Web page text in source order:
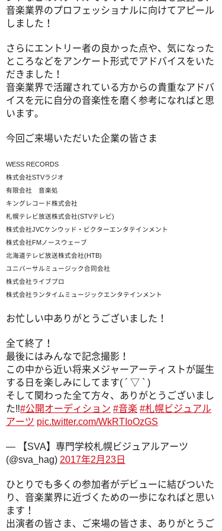
音楽業界のプロフェッショナルに向けてアピール
しました！
さらにエントリー者の良かった点や、気になった
ところなどをアンケート形式でアドバイスをいた
だきました！
音楽業界で活躍されている方からの貴重なアドバ
イスを元に自分の音楽性を磨く参考になればと思
います。
今回ご来場いただいた企業の皆さま
WESS RECORDS
株式会社STVラジオ
有限会社 音楽処
キングレコード株式会社
札幌テレビ放送株式会社(STVテレビ)
株式会社JVCケンウッド・ビクターエンタテインメント
株式会社FMノースウェーブ
北海道テレビ放送株式会社(HTB)
ユニバーサルミュージック合同会社
株式会社ライブプロ
株式会社ランタイムミュージックエンタテインメント
お忙しい中ありがとうございました！
全て終了！
最後にはみんなで記念撮影！
この中から近い将来メジャーアーティストが誕生
する日を楽しみにしてます( ´ ▽ ` )
そして関わった全て方々、ありがとうございまし
た‼︎#公開オーディション #音楽 #札幌ビジュアル
アーツ pic.twitter.com/WkRTIoOzGS
— 【SVA】専門学校札幌ビジュアルアーツ
(@sva_hag) 2017年2月23日
ひとりでも多くの参加者がデビューに結びついた
り、音楽業界に近づくための一歩になればと思い
ます！
出演者の皆さま、ご来場の皆さま、ありがとうご